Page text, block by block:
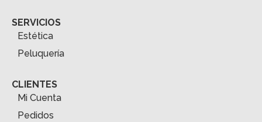
SERVICIOS
Estética
Peluquería
CLIENTES
Mi Cuenta
Pedidos